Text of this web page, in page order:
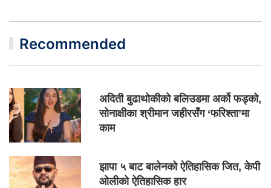
Recommended
अदिती बुढाथोकीको बलिउडमा अर्को फड्को,
सोनाक्षीका श्रीमान जहीरसँग ‘फरिश्ता’मा
काम
झापा ५ बाट बालेनको ऐतिहासिक जित, केपी
ओलीको ऐतिहासिक हार